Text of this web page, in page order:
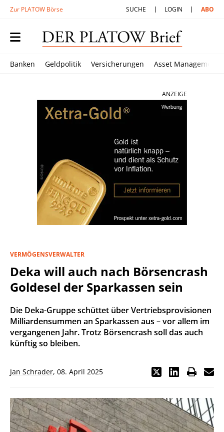
Zur PLATOW Börse SUCHE LOGIN ABO
Banken Geldpolitik Versicherungen Asset Management
ANZEIGE
VERMÖGENSVERWALTER
Deka will auch nach Börsencrash
Goldesel der Sparkassen sein
Die Deka-Gruppe schüttet über Vertriebsprovisionen
Milliardensummen an Sparkassen aus – vor allem im
vergangenen Jahr. Trotz Börsencrash soll das auch
künftig so bleiben.
Jan Schrader, 08. April 2025